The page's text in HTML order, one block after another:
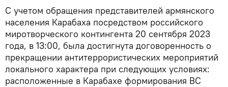
С учетом обращения представителей армянского
населения Карабаха посредством российского
миротворческого контингента 20 сентября 2023
года, в 13:00, была достигнута договоренность о
прекращении антитеррористических мероприятий
локального характера при следующих условиях:
расположенные в Карабахе формирования ВС